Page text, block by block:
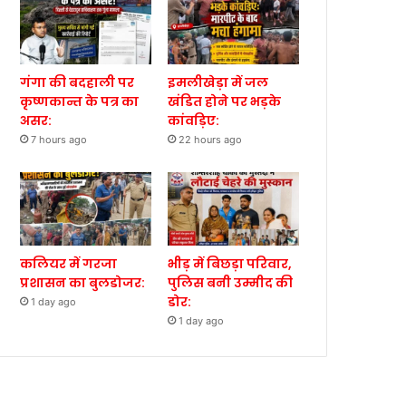
गंगा की बदहाली पर
कृष्णकान्त के पत्र का
असर:
7 hours ago
इमलीखेड़ा में जल
खंडित होने पर भड़के
कांवड़िए:
22 hours ago
कलियर में गरजा
प्रशासन का बुलडोजर:
1 day ago
भीड़ में बिछड़ा परिवार,
पुलिस बनी उम्मीद की
डोर:
1 day ago